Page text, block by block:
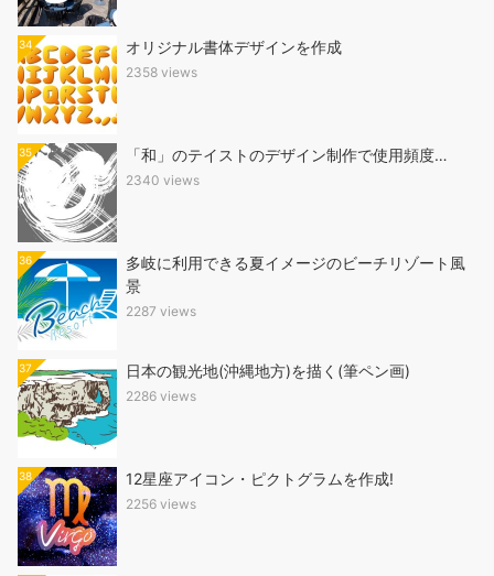
34 オリジナル書体デザインを作成
2358 views
35 「和」のテイストのデザイン制作で使用頻度…
2340 views
36
多岐に利用できる夏イメージのビーチリゾート風
景
2287 views
37 日本の観光地(沖縄地方)を描く(筆ペン画)
2286 views
38 12星座アイコン・ピクトグラムを作成!
2256 views